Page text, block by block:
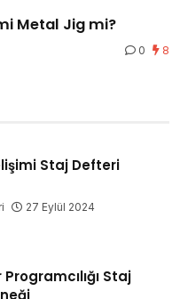
Metal Jig mi?
0 8
Staj Defteri
27 Eylül 2024
Staj